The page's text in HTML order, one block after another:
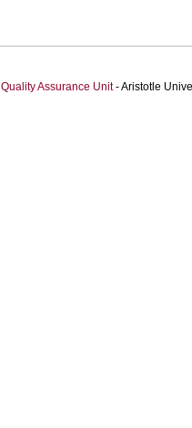
Quality Assurance Unit- Aristotle